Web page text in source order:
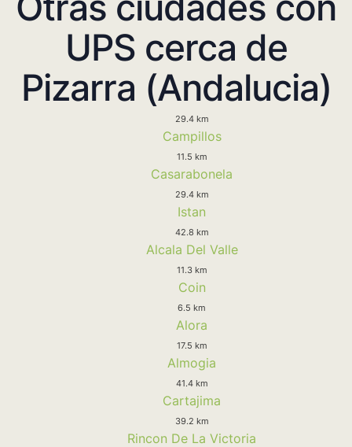
UPS cerca de
Pizarra (Andalucia)
29.4 km
Campillos
11.5 km
Casarabonela
29.4 km
Istan
42.8 km
Alcala Del Valle
11.3 km
Coin
6.5 km
Alora
17.5 km
Almogia
41.4 km
Cartajima
39.2 km
Rincon De La Victoria